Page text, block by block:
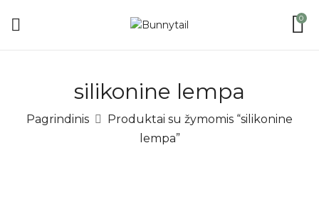
0
silikonine lempa
Pagrindinis
Produktai su žymomis “silikonine
lempa”